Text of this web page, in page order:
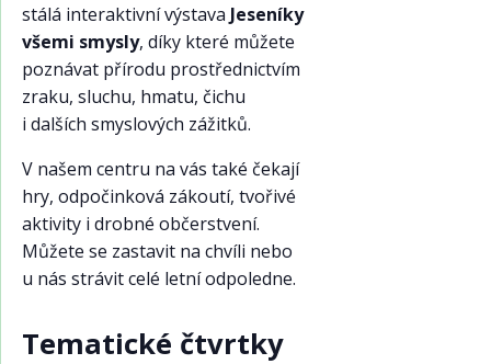
stálá interaktivní výstava Jeseníky
všemi smysly, díky které můžete
poznávat přírodu prostřednictvím
zraku, sluchu, hmatu, čichu
i dalších smyslových zážitků.
V našem centru na vás také čekají
hry, odpočinková zákoutí, tvořivé
aktivity i drobné občerstvení.
Můžete se zastavit na chvíli nebo
u nás strávit celé letní odpoledne.
Tematické čtvrtky